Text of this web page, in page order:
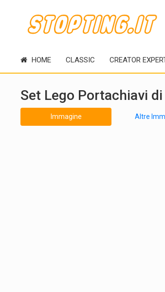
HOME CLASSIC CREATOR
Set Lego Portachiavi
Immagine Altre